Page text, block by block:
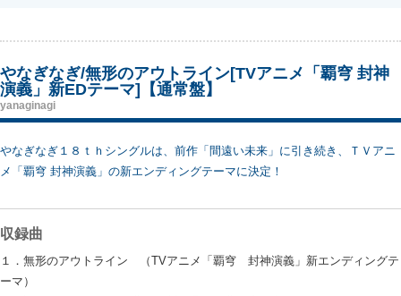
やなぎなぎ/無形のアウトライン[TVアニメ「覇穹 封神
演義」新EDテーマ]【通常盤】
yanaginagi
やなぎなぎ１８ｔｈシングルは、前作「間遠い未来」に引き続き、ＴＶアニ
メ「覇穹 封神演義」の新エンディングテーマに決定！
収録曲
１．無形のアウトライン （TVアニメ「覇穹 封神演義」新エンディングテ
ーマ）